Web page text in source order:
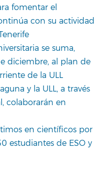
fomentar el
con su actividad
se suma,
diciembre, al plan de
de la ULL
y la ULL, a través
colaborarán en
en científicos por
estudiantes de ESO y